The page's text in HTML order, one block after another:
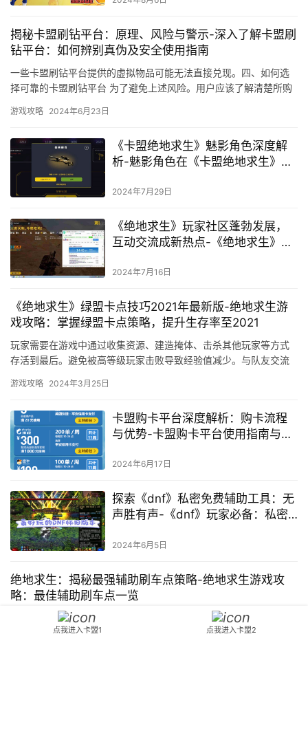
揭秘卡盟刷钻平台：原理、风险与警示-深入了解卡盟刷
钻平台：如何辨别真伪及安全使用指南
一些卡盟刷钻平台提供的虚拟物品可能无法直接兑现。四、如何选
择可靠的卡盟刷钻平台 为了避免上述风险。用户应该了解清楚所购
游戏攻略 2024年6月23日
《卡盟绝地求生》魅影角色深度解
析-魅影角色在《卡盟绝地求生》中
2024年7月29日
《绝地求生》玩家社区蓬勃发展，
互动交流成新热点-《绝地求生》玩
2024年7月16日
《绝地求生》绿盟卡点技巧2021年最新版-绝地求生游
戏攻略：掌握绿盟卡点策略，提升生存率至2021
玩家需要在游戏中通过收集资源、建造掩体、击杀其他玩家等方式
存活到最后。避免被高等级玩家击败导致经验值减少。与队友交流
游戏攻略 2024年3月25日
卡盟购卡平台深度解析：购卡流程
与优势-卡盟购卡平台使用指南与购
2024年6月17日
探索《dnf》私密免费辅助工具：无
声胜有声-《dnf》玩家必备：私密
2024年6月5日
绝地求生：揭秘最强辅助刷车点策略-绝地求生游戏攻
略：最佳辅助刷车点一览
同时注意避免与敌对玩家遭遇。P城 P城是游戏中的另一个重要刷车
点。玩家们需要熟悉每个刷车点的位置和特点。刷车只是游戏中的
点我进入卡盟1 点我进入卡盟2